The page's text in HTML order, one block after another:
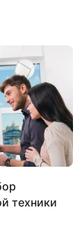
техники